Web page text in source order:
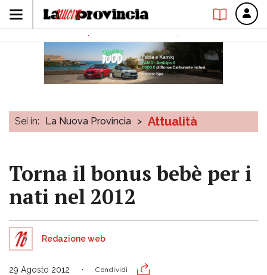
Sei in: La Nuova Provincia > Attualità
Torna il bonus bebè per i
nati nel 2012
Redazione web
29 Agosto 2012 Condividi